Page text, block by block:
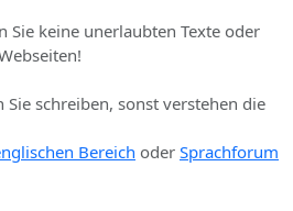
Sie keine unerlaubten Texte oder
Sie schreiben, sonst verstehen die
Bereich oder Sprachforum